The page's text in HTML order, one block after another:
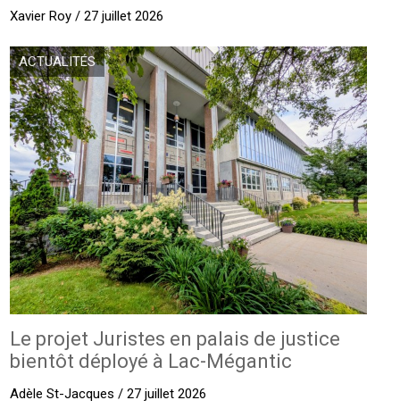
Xavier Roy / 27 juillet 2026
ACTUALITÉS
Le projet Juristes en palais de justice
bientôt déployé à Lac-Mégantic
Adèle St-Jacques / 27 juillet 2026